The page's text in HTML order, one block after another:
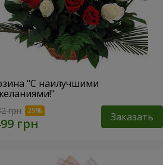
"С наилучшими
грн Заказать